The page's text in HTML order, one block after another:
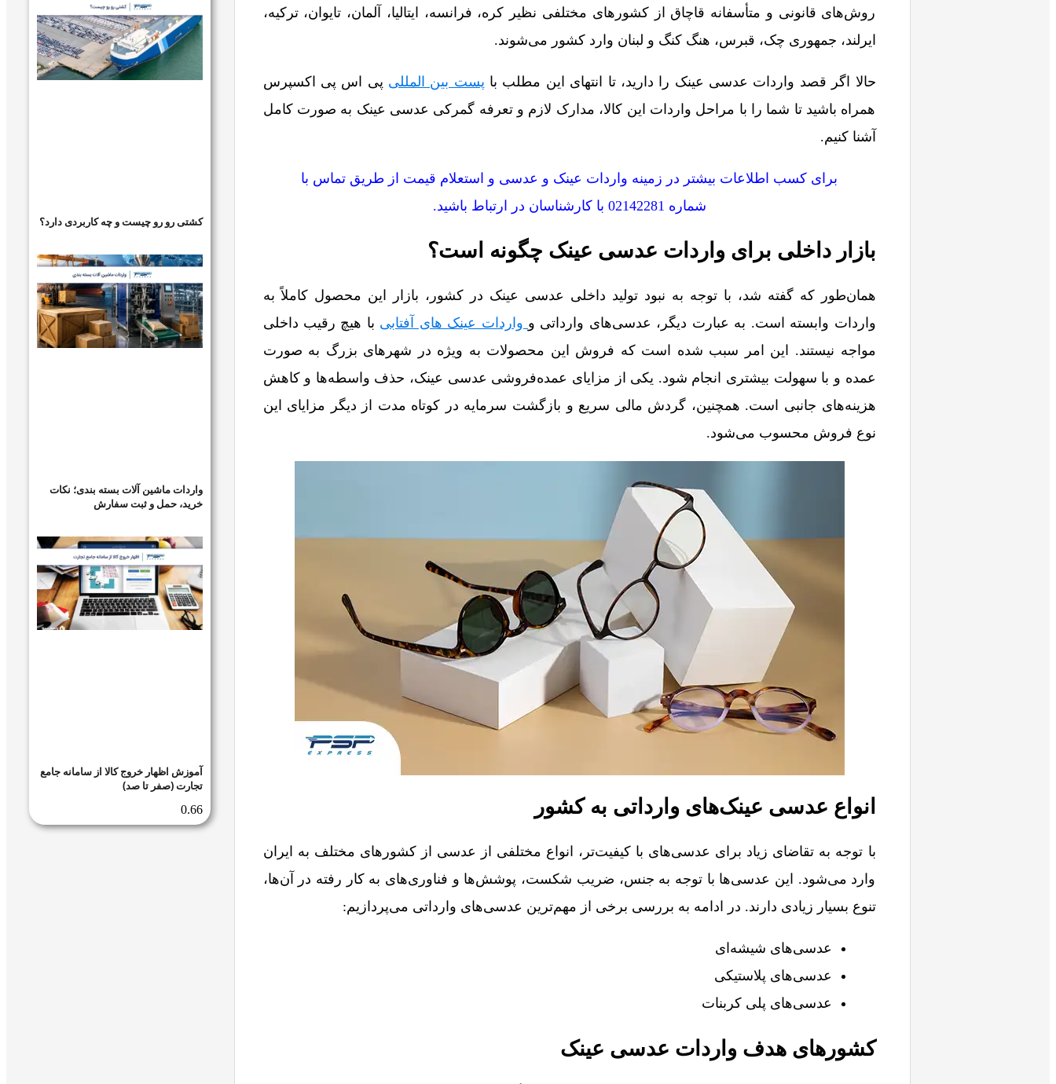
روش‌های قانونی و متأسفانه قاچاق از کشورهای مختلفی نظیر کره، فرانسه، ایتالیا، آلمان، تایوان، ترکیه،
ایرلند، جمهوری چک، قبرس، هنگ کنگ و لبنان وارد کشور می‌شوند.
حالا اگر قصد واردات عدسی عینک را دارید، تا انتهای این مطلب با پست بین المللی پی اس پی اکسپرس
همراه باشید تا شما را با مراحل واردات این کالا، مدارک لازم و تعرفه گمرکی عدسی عینک به صورت کامل
آشنا کنیم.
برای کسب اطلاعات بیشتر در زمینه واردات عینک و عدسی و استعلام قیمت از طریق تماس با
شماره 02142281 با کارشناسان در ارتباط باشید.
بازار داخلی برای واردات عدسی عینک چگونه است؟
همان‌طور که گفته شد، با توجه به نبود تولید داخلی عدسی عینک در کشور، بازار این محصول کاملاً به
واردات وابسته است. به عبارت دیگر، عدسی‌های وارداتی و واردات عینک‌ های آفتابی با هیچ رقیب داخلی
مواجه نیستند. این امر سبب شده است که فروش این محصولات به ویژه در شهرهای بزرگ به صورت
عمده و با سهولت بیشتری انجام شود. یکی از مزایای عمده‌فروشی عدسی عینک، حذف واسطه‌ها و کاهش
هزینه‌های جانبی است. همچنین، گردش مالی سریع و بازگشت سرمایه در کوتاه مدت از دیگر مزایای این
نوع فروش محسوب می‌شود.
انواع عدسی عینک‌های وارداتی به کشور
با توجه به تقاضای زیاد برای عدسی‌های با کیفیت‌تر، انواع مختلفی از عدسی‌ از کشورهای مختلف به ایران
وارد می‌شود. این عدسی‌ها با توجه به جنس، ضریب شکست، پوشش‌ها و فناوری‌های به کار رفته در آن‌ها،
تنوع بسیار زیادی دارند. در ادامه به بررسی برخی از مهم‌ترین عدسی‌های وارداتی می‌پردازیم:
عدسی‌های شیشه‌ای
عدسی‌های پلاستیکی
عدسی‌های پلی کربنات
کشورهای هدف واردات عدسی عینک
کشتی رو رو چیست و چه کاربردی دارد؟
واردات ماشین آلات بسته بندی؛ نکات
خرید، حمل و ثبت سفارش
آموزش اظهار خروج کالا از سامانه جامع
تجارت (صفر تا صد)